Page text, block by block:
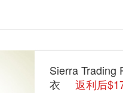
Sierra Trading
衣
返利后